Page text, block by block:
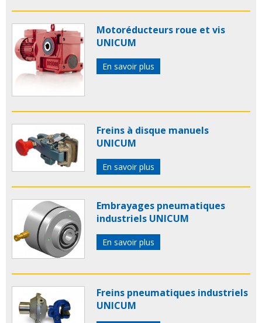
Motoréducteurs roue et vis
UNICUM
En savoir plus
Freins à disque manuels
UNICUM
En savoir plus
Embrayages pneumatiques
industriels UNICUM
En savoir plus
Freins pneumatiques industriels
UNICUM